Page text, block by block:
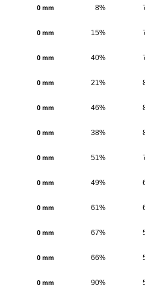
0 mm 8%
0 mm 15%
0 mm 40%
0 mm 21%
0 mm 46%
0 mm 38%
0 mm 51%
0 mm 49%
0 mm 61%
0 mm 67%
0 mm 66%
0 mm 90%